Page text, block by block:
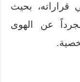
قراراته، بحيث
عن الهوى